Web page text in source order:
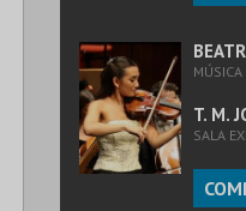
T. M.
SALA